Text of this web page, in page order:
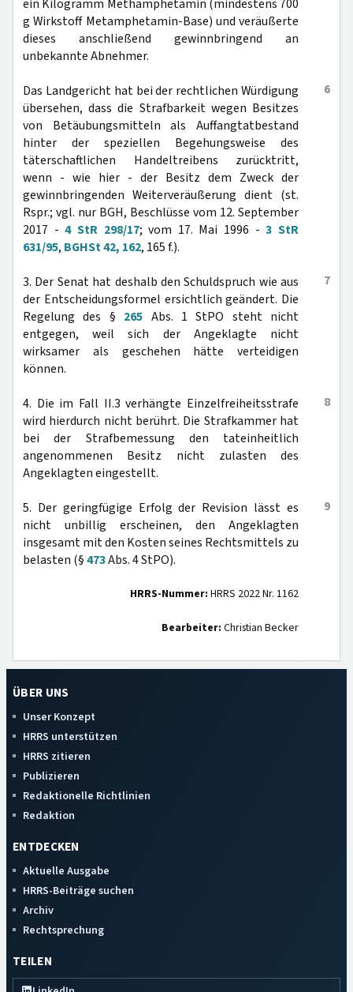
ein Kilogramm Methamphetamin (mindestens 700
g Wirkstoff Metamphetamin-Base) und veräußerte
dieses anschließend gewinnbringend an
unbekannte Abnehmer.
6
Das Landgericht hat bei der rechtlichen Würdigung
übersehen, dass die Strafbarkeit wegen Besitzes
von Betäubungsmitteln als Auffangtatbestand
hinter der speziellen Begehungsweise des
täterschaftlichen Handeltreibens zurücktritt,
wenn - wie hier - der Besitz dem Zweck der
gewinnbringenden Weiterveräußerung dient (st.
Rspr.; vgl. nur BGH, Beschlüsse vom 12. September
2017 -4 StR 298/17; vom 17. Mai 1996 -3 StR
631/95, BGHSt 42, 162, 165 f.).
7
3. Der Senat hat deshalb den Schuldspruch wie aus
der Entscheidungsformel ersichtlich geändert. Die
Regelung des § 265 Abs. 1 StPO steht nicht
entgegen, weil sich der Angeklagte nicht
wirksamer als geschehen hätte verteidigen
können.
8
4. Die im Fall II.3 verhängte Einzelfreiheitsstrafe
wird hierdurch nicht berührt. Die Strafkammer hat
bei der Strafbemessung den tateinheitlich
angenommenen Besitz nicht zulasten des
Angeklagten eingestellt.
9
5. Der geringfügige Erfolg der Revision lässt es
nicht unbillig erscheinen, den Angeklagten
insgesamt mit den Kosten seines Rechtsmittels zu
belasten (§473Abs. 4 StPO).
HRRS-Nummer: HRRS 2022 Nr. 1162
Bearbeiter: Christian Becker
ÜBER UNS
Unser Konzept
HRRS unterstützen
HRRS zitieren
Publizieren
Redaktionelle Richtlinien
Redaktion
ENTDECKEN
Aktuelle Ausgabe
HRRS-Beiträge suchen
Archiv
Rechtsprechung
TEILEN